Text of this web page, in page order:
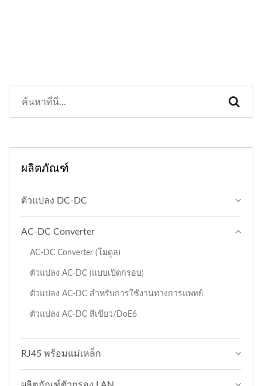
ผลิตภัณฑ์
ตัวแปลง DC-DC
AC-DC Converter
AC-DC Converter (โมดูล)
ตัวแปลง AC-DC (แบบเปิดกรอบ)
ตัวแปลง AC-DC สำหรับการใช้งานทางการแพทย์
ตัวแปลง AC-DC สีเขียว/DoE6
RJ45 พร้อมแม่เหล็ก